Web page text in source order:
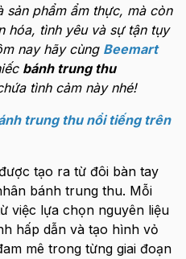
sản phẩm ẩm thực, mà còn
hóa, tình yêu và sự tận tụy
nay hãy cùng Beemart
bánh trung thu
tình cảm này nhé!
trung thu nổi tiếng trên
tạo ra từ đôi bàn tay
bánh trung thu. Mỗi
việc lựa chọn nguyên liệu
hấp dẫn và tạo hình vỏ
mê trong từng giai đoạn